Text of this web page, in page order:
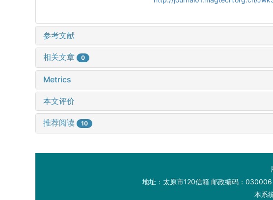
参考文献
相关文章 0
Metrics
本文评价
推荐阅读 10
地址：太原市120信箱 邮政编码：
本系